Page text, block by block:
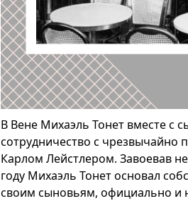
В Вене Михаэль Тонет вместе с
сотрудничество с
Карлом Лейстлером. Завоевав
году Михаэль Тонет основал
своим сыновьям, официально и